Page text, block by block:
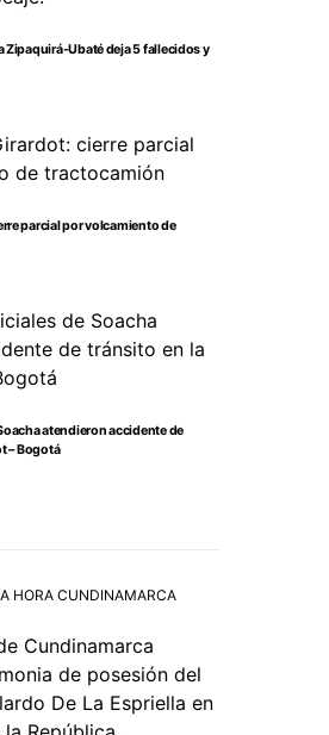
Zipaquirá-Ubaté deja 5 fallecidos y
parcial por volcamiento de
atendieron accidente de
– Bogotá
HORA CUNDINAMARCA